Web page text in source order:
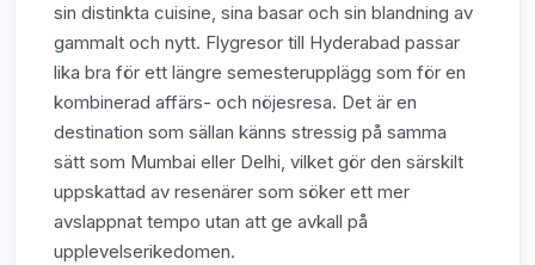
sin distinkta cuisine, sina basar och sin blandning av
gammalt och nytt. Flygresor till Hyderabad passar
lika bra för ett längre semesterupplägg som för en
kombinerad affärs- och nöjesresa. Det är en
destination som sällan känns stressig på samma
sätt som Mumbai eller Delhi, vilket gör den särskilt
uppskattad av resenärer som söker ett mer
avslappnat tempo utan att ge avkall på
upplevelserikedomen.